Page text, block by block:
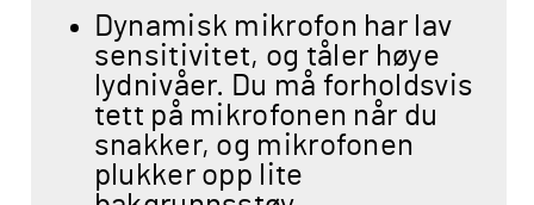
Dynamisk mikrofon har lav
sensitivitet, og tåler høye
lydnivåer. Du må forholdsvis
tett på mikrofonen når du
snakker, og mikrofonen
plukker opp lite